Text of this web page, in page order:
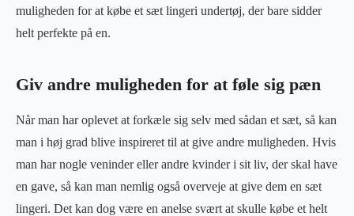
muligheden for at købe et sæt lingeri undertøj, der bare sidder
helt perfekte på en.
Giv andre muligheden for at føle sig pæn
Når man har oplevet at forkæle sig selv med sådan et sæt, så kan
man i høj grad blive inspireret til at give andre muligheden. Hvis
man har nogle veninder eller andre kvinder i sit liv, der skal have
en gave, så kan man nemlig også overveje at give dem en sæt
lingeri. Det kan dog være en anelse svært at skulle købe et helt